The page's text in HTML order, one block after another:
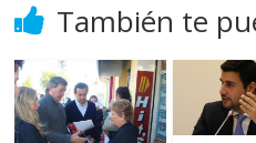
También te